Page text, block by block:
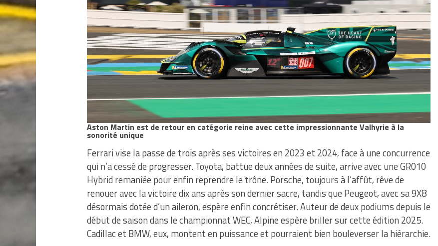
Aston Martin est de retour en catégorie reine avec cette impressionnante Valhyrie à la
sonorité unique
Ferrari vise la passe de trois après ses victoires en 2023 et 2024, face à une concurrence
qui n’a cessé de progresser. Toyota, battue deux années de suite, arrive avec une GR010
Hybrid remaniée pour enfin reprendre le trône. Porsche, toujours à l’affût, rêve de
renouer avec la victoire dix ans après son dernier sacre, tandis que Peugeot, avec sa 9X8
désormais dotée d’un aileron, espère enfin concrétiser. Auteur de deux podiums depuis le
début de saison dans le championnat WEC, Alpine espère briller sur cette édition 2025.
Cadillac et BMW, eux, montent en puissance et pourraient bien bouleverser la hiérarchie.